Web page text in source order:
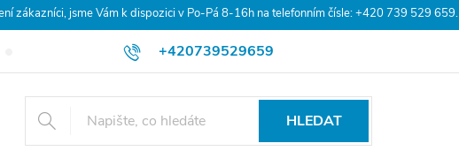
zákazníci, jsme Vám k dispozici v Po-Pá 8-16h na telefonním čísle: +420 739 529 659.
+420739529659
Hodnocení obchodu Doprava a platba
HLEDAT